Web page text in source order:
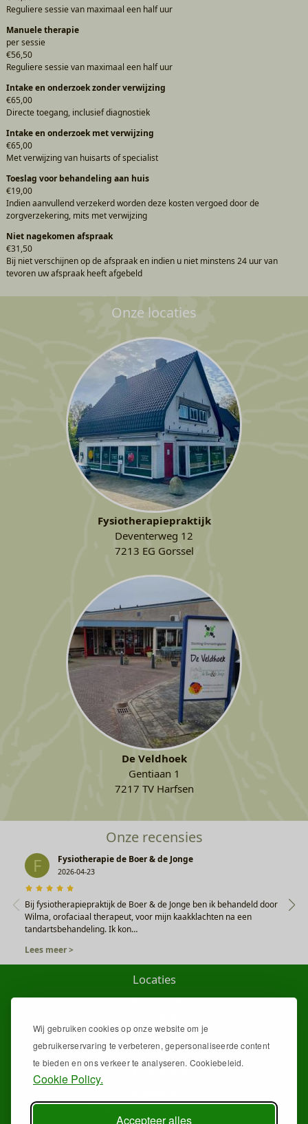
Wij gebruiken cookies op onze website om je
gebruikerservaring te verbeteren, gepersonaliseerde content
te bieden en ons verkeer te analyseren. Cookiebeleid.
Cookie Policy.
Accepteer alles
Reguliere sessie van maximaal een half uur
Manuele therapie
per sessie
€56,50
Reguliere sessie van maximaal een half uur
Intake en onderzoek zonder verwijzing
€65,00
Directe toegang, inclusief diagnostiek
Intake en onderzoek met verwijzing
€65,00
Met verwijzing van huisarts of specialist
Toeslag voor behandeling aan huis
€19,00
Indien aanvullend verzekerd worden deze kosten vergoed door de
zorgverzekering, mits met verwijzing
Niet nagekomen afspraak
€31,50
Bij niet verschijnen op de afspraak en indien u niet minstens 24 uur van
tevoren uw afspraak heeft afgebeld
Onze locaties
Fysiotherapiepraktijk
Deventerweg 12
7213 EG Gorssel
De Veldhoek
Gentiaan 1
7217 TV Harfsen
Onze recensies
F Fysiotherapie de Boer & de Jonge
2026-04-23
Bij fysiotherapiepraktijk de Boer & de Jonge ben ik behandeld door
Wilma, orofaciaal therapeut, voor mijn kaakklachten na een
tandartsbehandeling. Ik kon…
Lees meer >
Locaties
7213 EG Gorssel
De Veldhoek
Gentiaan 1
7217 TV Harfsen
Toegankelijk voor mindervaliden